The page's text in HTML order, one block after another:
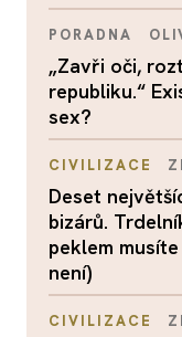
PORADNA
„Zavři oči,
republiku.“
sex?
CIVILIZACE
Deset
bizárů.
peklem
není)
CIVILIZACE